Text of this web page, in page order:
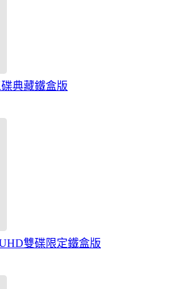
典藏鐵盒版
雙碟限定鐵盒版